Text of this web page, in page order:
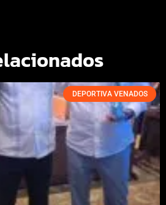
DEPORTIVA VENADOS